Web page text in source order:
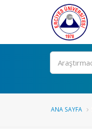
Ara
ANA SAYFA